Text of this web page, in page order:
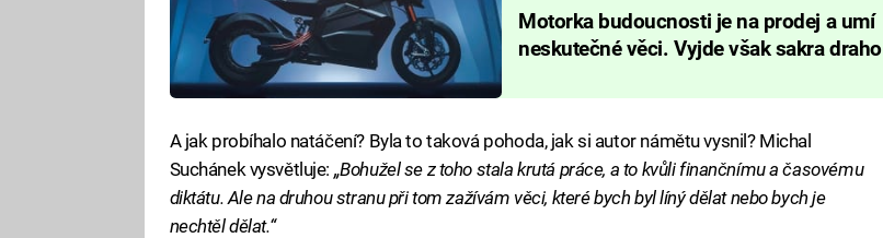
Motorka budoucnosti je na prodej a umí
neskutečné věci. Vyjde však sakra draho
A jak probíhalo natáčení? Byla to taková pohoda, jak si autor námětu vysnil? Michal
Suchánek vysvětluje: „Bohužel se z toho stala krutá práce, a to kvůli finančnímu a časovému
diktátu. Ale na druhou stranu při tom zažívám věci, které bych byl líný dělat nebo bych je
nechtěl dělat.“